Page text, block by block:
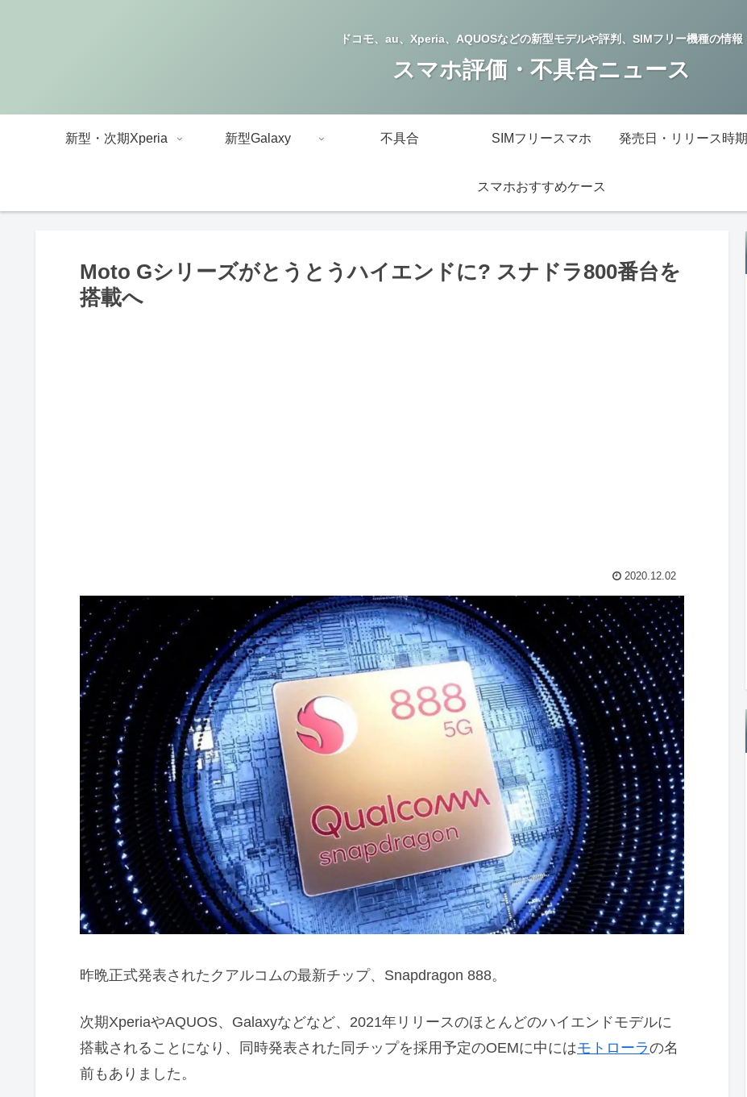
ドコモ、au、Xperia、AQUOSなどの新型モデルや評判、SIMフリー機種の情報
スマホ評価・不具合ニュース
新型・次期Xperia 新型Galaxy 不具合 SIMフリースマホ 発売日・リリース時期
スマホおすすめケース
Moto Gシリーズがとうとうハイエンドに? スナドラ800番台を
搭載へ
2020.12.02
昨晩正式発表されたクアルコムの最新チップ、Snapdragon 888。
次期XperiaやAQUOS、Galaxyなどなど、2021年リリースのほとんどのハイエンドモデルに
搭載されることになり、同時発表された同チップを採用予定のOEMに中にはモトローラの名
前もありました。